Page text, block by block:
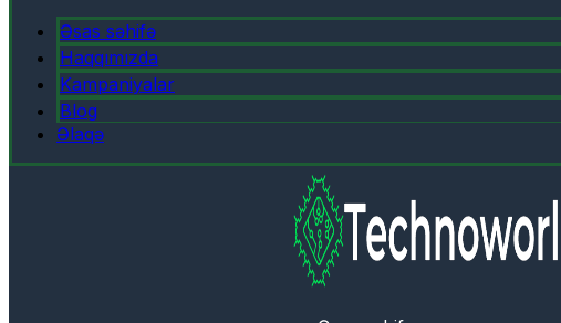
Əsas səhifə
Haqqımızda
Kampaniyalar
Blog
Əlaqə